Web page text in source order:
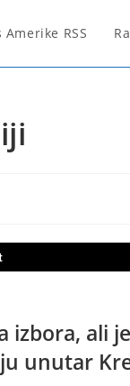
Amerike RSS
izbora, ali
unutar